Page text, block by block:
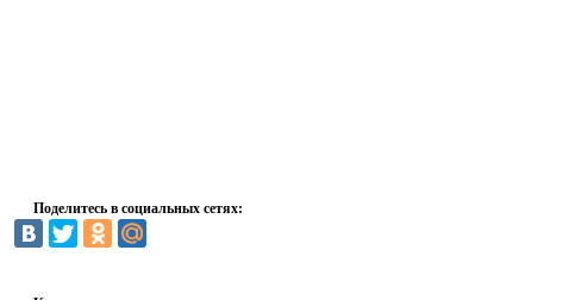
Поделитесь в социальных сетях: